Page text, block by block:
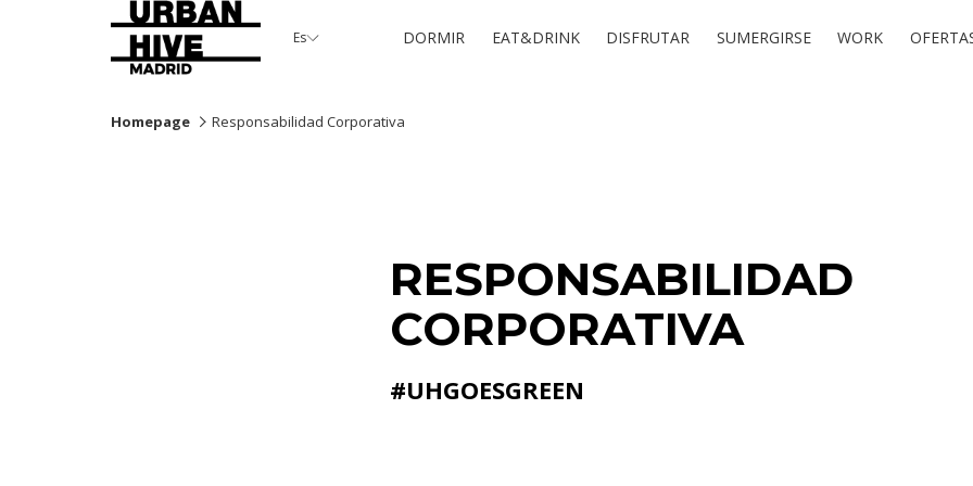
Es DORMIR EAT&DRINK DISFRUTAR SUMERGIRSE WORK
Homepage Responsabilidad Corporativa
RESPONSABILIDAD
CORPORATIVA
#UHGOESGREEN